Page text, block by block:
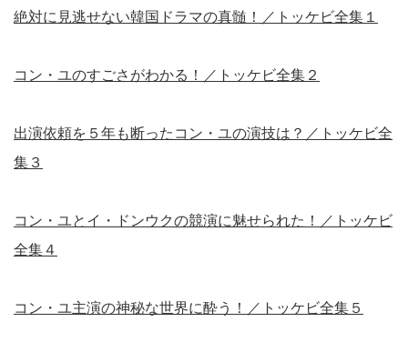
絶対に見逃せない韓国ドラマの真髄！／トッケビ全集１
コン・ユのすごさがわかる！／トッケビ全集２
出演依頼を５年も断ったコン・ユの演技は？／トッケビ全
集３
コン・ユとイ・ドンウクの競演に魅せられた！／トッケビ
全集４
コン・ユ主演の神秘な世界に酔う！／トッケビ全集５